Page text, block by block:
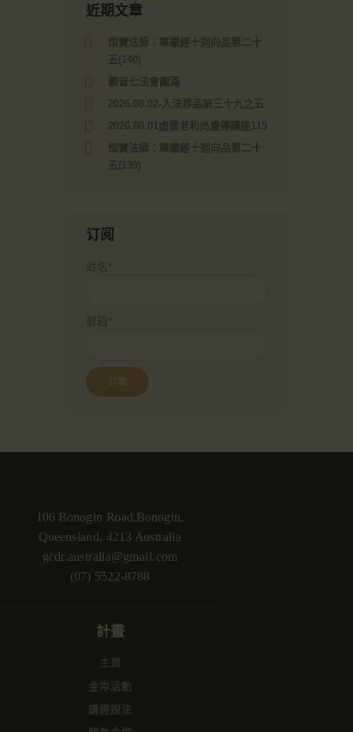
近期文章
恒實法師：華嚴經十迴向品第二十
五(140)
觀音七法會圓滿
2026.08.02-入法界品第三十九之五
2026.08.01虛雲老和尚畫傳講座115
恒實法師：華嚴經十迴向品第二十
五(139)
订阅
姓名*
郵箱*
106 Bonogin Road,Bonogin,
Queensland, 4213 Australia
gcdr.australia@gmail.com
(07) 5522-8788
計畫
主頁
金岸活動
講經說法